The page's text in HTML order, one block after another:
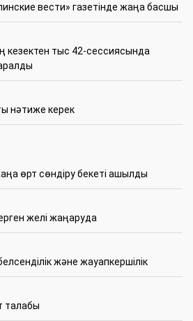
вести» газетінде жаңа басшы
кезектен тыс 42-сессиясында
нәтиже керек
өрт сөндіру бекеті ашылды
желі жаңаруда
және жауапкершілік
талабы